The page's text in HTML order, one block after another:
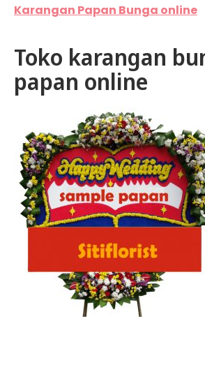
Karangan Papan Bunga online
Toko karangan
papan online